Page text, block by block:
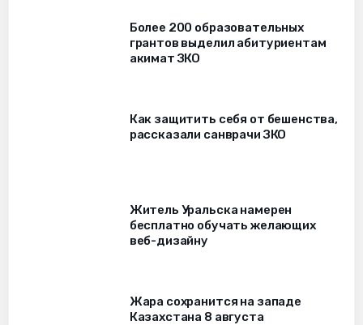
Более 200 образовательных
грантов выделил абитуриентам
акимат ЗКО
Как защитить себя от бешенства,
рассказали санврачи ЗКО
Житель Уральска намерен
бесплатно обучать желающих
веб-дизайну
Жара сохранится на западе
Казахстана 8 августа